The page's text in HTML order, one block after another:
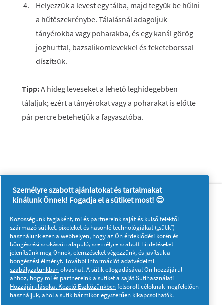
Helyezzük a levest egy tálba, majd tegyük be hűlni
a hűtőszekrénybe. Tálalásnál adagoljuk
tányérokba vagy poharakba, és egy kanál görög
joghurttal, bazsalikomlevekkel és feketeborssal
díszítsük.
Tipp:A hideg leveseket a lehető leghidegebben
tálaljuk; ezért a tányérokat vagy a poharakat is előtte
pár percre betehetjük a fagyasztóba.
Rólunk
Kapcsolatfelvétel
A pg.com felkeresése
Kövessen minket:
Adataim
Adatvédelmi közlemény
Személyre szabott ajánlatokat és tartalmakat
kínálunk Önnek! Fogadja el a sütiket most! 😊
Közösségünk tagjaként, mi és partnereinksaját és külső felektől
származó sütiket, pixeleket és hasonló technológiákat („sütik”)
használunk ezen a webhelyen, hogy az Ön érdeklődési körén és
böngészési szokásain alapuló, személyre szabott hirdetéseket
jelenítsünk meg Önnek, elemzéseket végezzünk, és javítsuk a
böngészési élményt. További információtadatvédelmi
szabályzatunkbanolvashat. A sütik elfogadásával Ön hozzájárul
ahhoz, hogy mi és partnereink a sütiket a sajátSütihasználati
Hozzájárulásokat Kezelő Eszközünkbenfelsorolt céloknak megfelelően
használjuk, ahol a sütik bármikor egyszerűen kikapcsolhatók.